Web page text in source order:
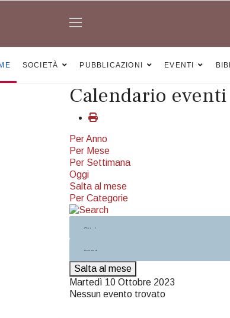
SOCIETÀ PUBBLICAZIONI EVENTI
Calendario eventi
Per Anno
Per Mese
Per Settimana
Oggi
Salta al mese
Per Categorie
Salta al mese
Martedì 10 Ottobre 2023
Nessun evento trovato